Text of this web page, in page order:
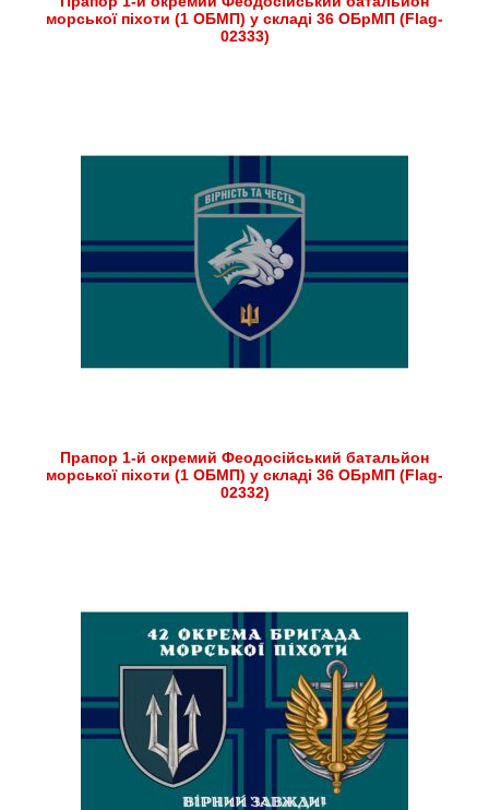
морської піхоти (1 ОБМП) у складі 36 ОБрМП (Flag-
02333)
Прапор 1-й окремий Феодосійський батальйон
морської піхоти (1 ОБМП) у складі 36 ОБрМП (Flag-
02332)